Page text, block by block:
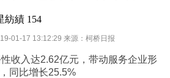
紡績 154
01-17 13:12:29 来源：柯桥日报
收入达2.62亿元，带动服务企业形
同比增长25.5%